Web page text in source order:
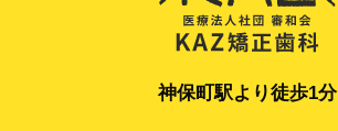
神保町駅より徒歩1分